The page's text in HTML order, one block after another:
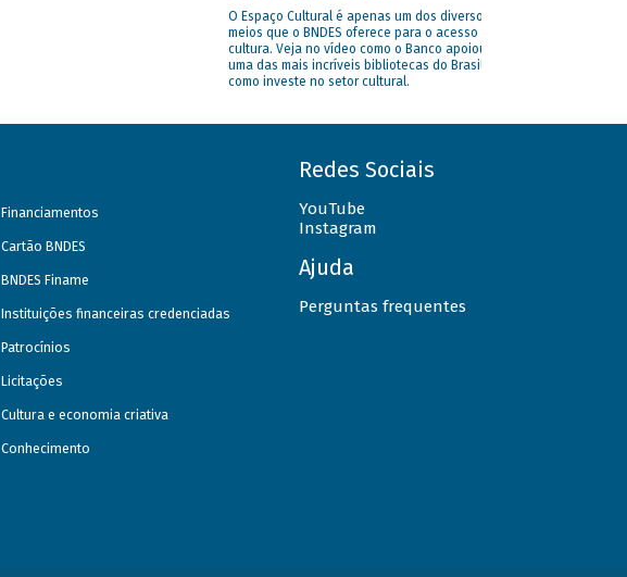
O Espaço Cultural é apenas um dos diversos
meios que o BNDES oferece para o acesso à
cultura. Veja no vídeo como o Banco apoiou
uma das mais incríveis bibliotecas do Brasil e
como investe no setor cultural.
Financiamentos
Cartão BNDES
BNDES Finame
Instituições financeiras credenciadas
Patrocínios
Licitações
Cultura e economia criativa
Conhecimento
Redes Sociais
YouTube
Instagram
Ajuda
Perguntas frequentes